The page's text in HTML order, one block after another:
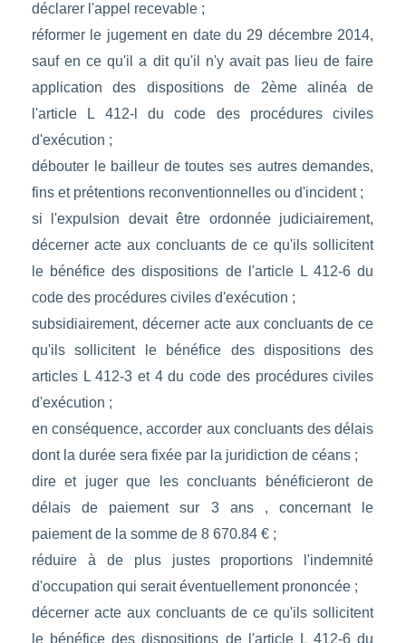
déclarer l'appel recevable ;
réformer le jugement en date du 29 décembre 2014,
sauf en ce qu'il a dit qu'il n'y avait pas lieu de faire
application des dispositions de 2ème alinéa de
l'article L 412-l du code des procédures civiles
d'exécution ;
débouter le bailleur de toutes ses autres demandes,
fins et prétentions reconventionnelles ou d'incident ;
si l'expulsion devait être ordonnée judiciairement,
décerner acte aux concluants de ce qu'ils sollicitent
le bénéfice des dispositions de l'article L 412-6 du
code des procédures civiles d'exécution ;
subsidiairement, décerner acte aux concluants de ce
qu'ils sollicitent le bénéfice des dispositions des
articles L 412-3 et 4 du code des procédures civiles
d'exécution ;
en conséquence, accorder aux concluants des délais
dont la durée sera fixée par la juridiction de céans ;
dire et juger que les concluants bénéficieront de
délais de paiement sur 3 ans , concernant le
paiement de la somme de 8 670.84 € ;
réduire à de plus justes proportions l'indemnité
d'occupation qui serait éventuellement prononcée ;
décerner acte aux concluants de ce qu'ils sollicitent
le bénéfice des dispositions de l'article L 412-6 du